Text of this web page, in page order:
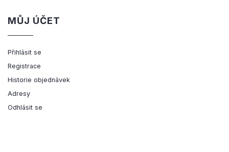
MŮJ ÚČET
Přihlásit se
Registrace
Historie objednávek
Adresy
Odhlásit se